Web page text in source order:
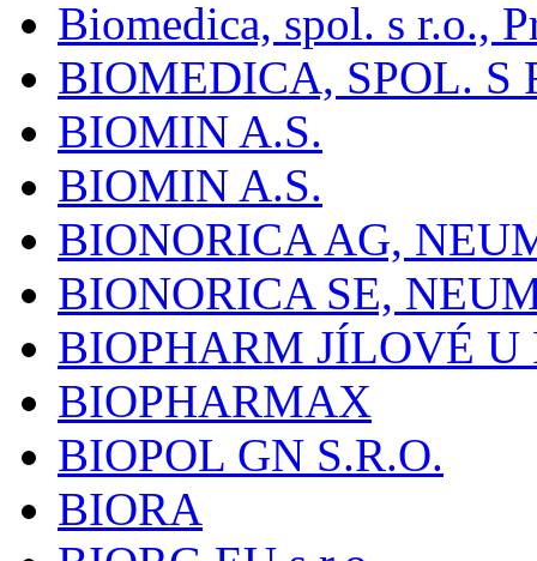
Biomedica, spol. s r.o.,
BIOMEDICA, SPOL. S
BIOMIN A.S.
BIOMIN A.S.
BIONORICA AG,
BIONORICA SE,
BIOPHARM JÍLOVÉ U
BIOPHARMAX
BIOPOL GN S.R.O.
BIORA